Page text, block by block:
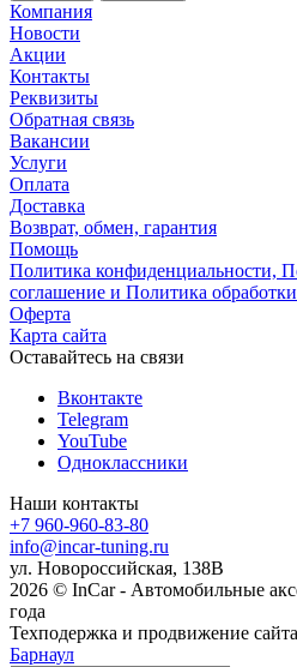
Компания
Новости
Акции
Контакты
Реквизиты
Обратная связь
Вакансии
Услуги
Оплата
Доставка
Возврат, обмен, гарантия
Помощь
Политика конфиденциальности,
соглашение и Политика
Оферта
Карта сайта
Оставайтесь на связи
Вконтакте
Telegram
YouTube
Одноклассники
Наши контакты
+7 960-960-83-80
info@incar-tuning.ru
ул. Новороссийская, 138В
2026 © InCar - Автомобильные
года
Техподержка и продвижение
Барнаул